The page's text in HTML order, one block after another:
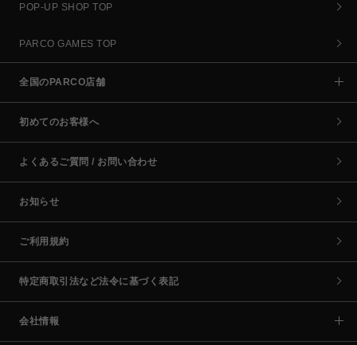
POP-UP SHOP TOP
PARCO GAMES TOP
全国のPARCO店舗
初めてのお客様へ
よくあるご質問 / お問い合わせ
お知らせ
ご利用規約
特定商取引法など法令に基づく表記
会社情報